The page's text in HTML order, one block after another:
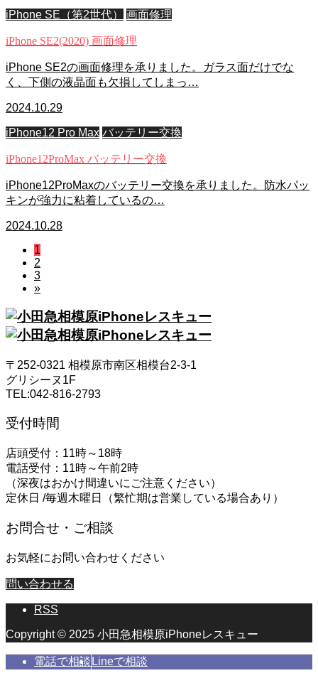
iPhone SE（第2世代） 画面修理
iPhone SE2(2020) 画面修理
iPhone SE2の画面修理を承りました。ガラス面だけでな
く、下側の液晶面も欠損してしまっ…
2024.10.29
iPhone12 Pro Max バッテリー交換
iPhone12ProMax バッテリー交換
iPhone12ProMaxのバッテリー交換を承りました。防水パッ
キンが強力に粘着しているの…
2024.10.28
1
2
3
»
〒252-0321 相模原市南区相模台2-3-1
グリシーヌ1F
TEL:042-816-2793
受付時間
店頭受付：11時～18時
電話受付：11時～午前2時
（深夜はおかけ間違いにご注意ください）
定休日 /毎週木曜日（繁忙期は営業している場合あり）
お問合せ・ご相談
お気軽にお問い合わせください
問い合わせる
RSS
Copyright © 2025 小田急相模原iPhoneレスキュー
電話で相談 Lineで相談